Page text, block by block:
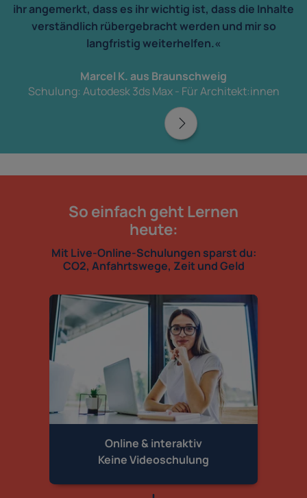
ihr angemerkt, dass es ihr wichtig ist, dass die Inhalte
verständlich rübergebracht werden und mir so
langfristig weiterhelfen.«
Marcel K. aus Braunschweig
Schulung: Autodesk 3ds Max - Für Architekt:innen
So einfach geht Lernen
heute:
Mit Live-Online-Schulungen sparst du:
CO2, Anfahrtswege, Zeit und Geld
Online & interaktiv
Keine Videoschulung